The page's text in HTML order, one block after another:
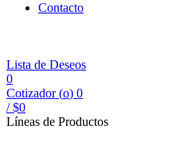
Contacto
Lista de Deseos
0
Cotizador (o) 0
/ $0
Líneas de Productos